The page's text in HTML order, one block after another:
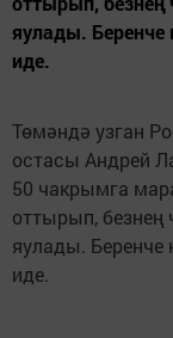
яулады. Беренче
иде.
Төмәндә узган
остасы Андрей
50 чакрымга
оттырып,
яулады. Беренче
иде.